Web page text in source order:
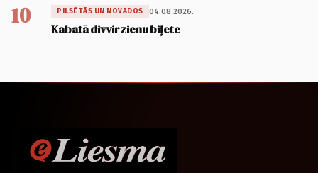
10 PILSĒTĀS UN NOVADOS 04.08.2026.
Kabatā divvirzienu biļete